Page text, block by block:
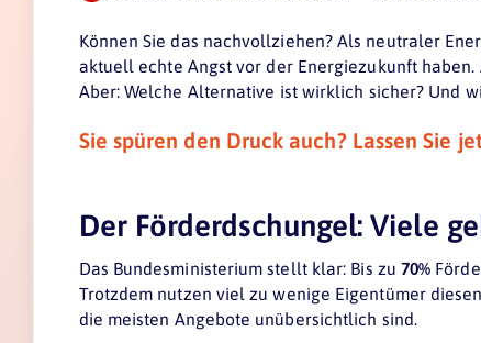
Können Sie das nachvollziehen? Als neutraler
aktuell echte Angst vor der Energiezukunft
Aber: Welche Alternative ist wirklich sicher? Und
Sie spüren den Druck auch? Lassen Sie
Der Förderdschungel: Viele
Das Bundesministerium stellt klar: Bis zu 70%
Trotzdem nutzen viel zu wenige Eigentümer
die meisten Angebote unübersichtlich sind.